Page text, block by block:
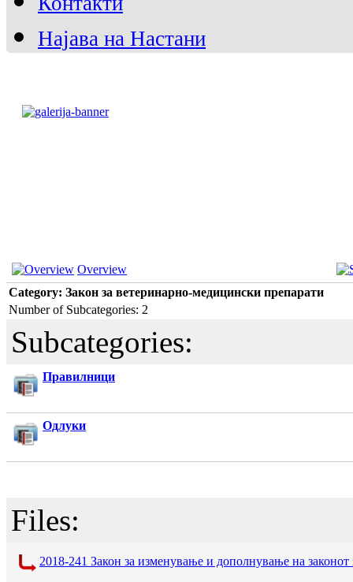
Аквакултура
Најава на Настани
Overview
Category: Закон за ветеринарно-медицински препарати
Number of Subcategories: 2
Subcategories:
Правилници
Одлуки
Files:
2018-241 Закон за изменување и дополнување на